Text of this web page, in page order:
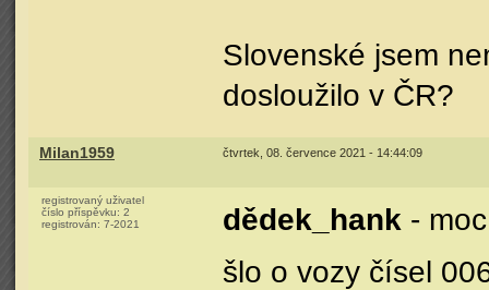
Slovenské jsem
dosloužilo v ČR?
Milan1959 čtvrtek, 08. července 2021 - 14:44:09
registrovaný uživatel
číslo příspěvku: 2
registrován: 7-2021 dědek_hank -
šlo o vozy čísel